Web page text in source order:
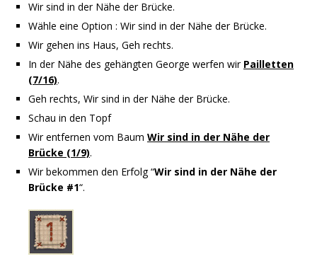
Wir sind in der Nähe der Brücke.
Wähle eine Option : Wir sind in der Nähe der Brücke.
Wir gehen ins Haus, Geh rechts.
In der Nähe des gehängten George werfen wir Pailletten
(7/16).
Geh rechts, Wir sind in der Nähe der Brücke.
Schau in den Topf
Wir entfernen vom Baum Wir sind in der Nähe der
Brücke (1/9).
Wir bekommen den Erfolg “Wir sind in der Nähe der
Brücke #1“.